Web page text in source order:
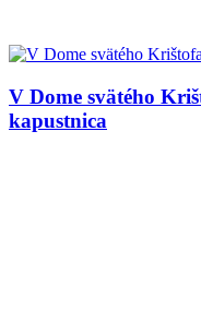
V Dome svätého
kapustnica